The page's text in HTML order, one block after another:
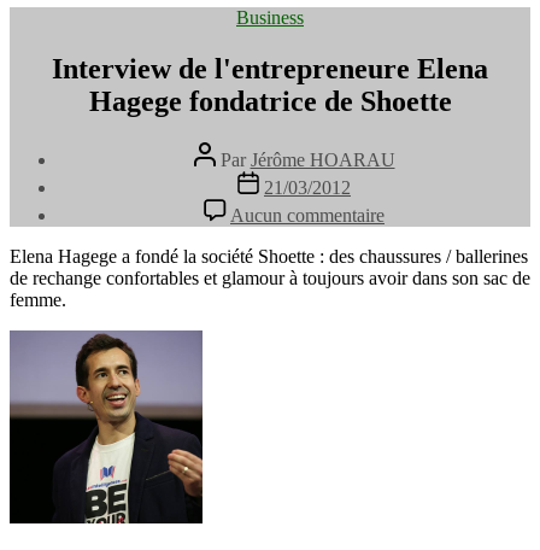
Catégories
Business
Interview de l'entrepreneure Elena
Hagege fondatrice de Shoette
Auteur
de
l’article
Par Jérôme HOARAU
Date
l’article
21/03/2012
Aucun commentaire
Interview
de
l'entrepreneure
Elena Hagege a fondé la société Shoette : des chaussures / ballerines
de rechange confortables et glamour à toujours avoir dans son sac de
femme.